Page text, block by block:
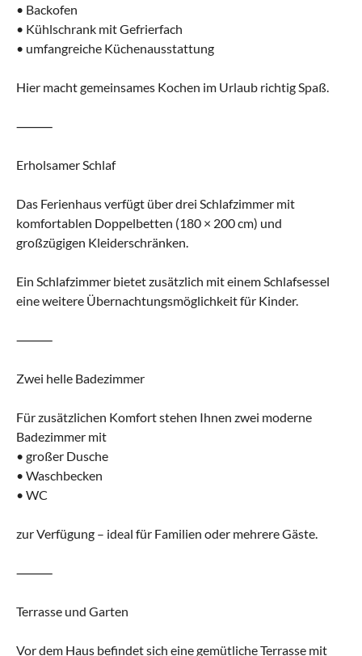
• Backofen
• Kühlschrank mit Gefrierfach
• umfangreiche Küchenausstattung
Hier macht gemeinsames Kochen im Urlaub richtig Spaß.
⸻
Erholsamer Schlaf
Das Ferienhaus verfügt über drei Schlafzimmer mit
komfortablen Doppelbetten (180 × 200 cm) und
großzügigen Kleiderschränken.
Ein Schlafzimmer bietet zusätzlich mit einem Schlafsessel
eine weitere Übernachtungsmöglichkeit für Kinder.
⸻
Zwei helle Badezimmer
Für zusätzlichen Komfort stehen Ihnen zwei moderne
Badezimmer mit
• großer Dusche
• Waschbecken
• WC
zur Verfügung – ideal für Familien oder mehrere Gäste.
⸻
Terrasse und Garten
Vor dem Haus befindet sich eine gemütliche Terrasse mit